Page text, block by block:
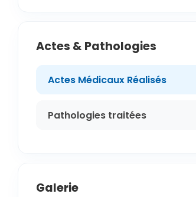
Actes & Pathologies
Actes Médicaux Réalisés
Pathologies traitées
Galerie